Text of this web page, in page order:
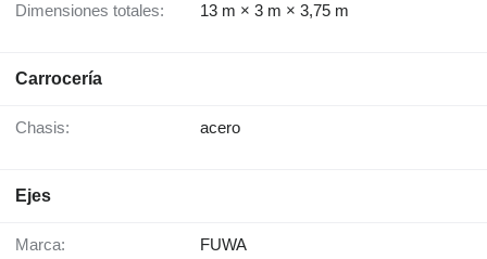
Dimensiones totales: 13 m × 3 m × 3,75 m
Carrocería
Chasis: acero
Ejes
Marca: FUWA